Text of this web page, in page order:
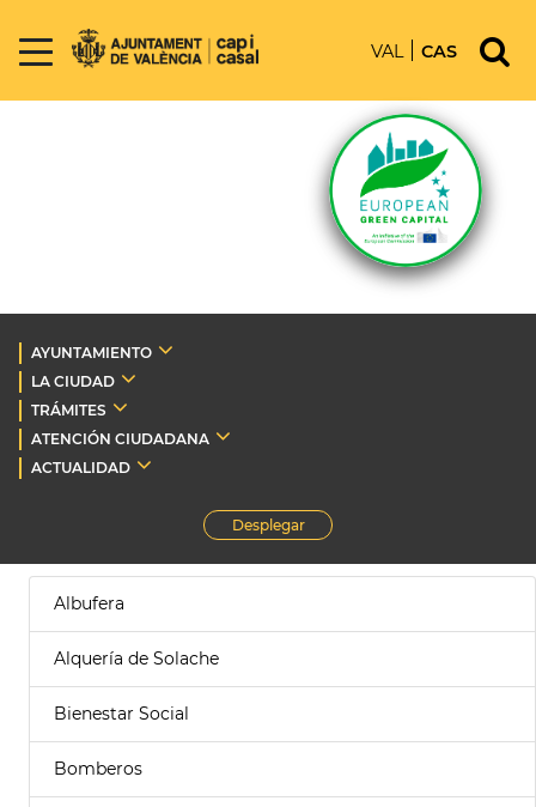
VAL CAS
AYUNTAMIENTO
LA CIUDAD
TRÁMITES
ATENCIÓN CIUDADANA
ACTUALIDAD
Desplegar
Albufera
Alquería de Solache
Bienestar Social
Bomberos